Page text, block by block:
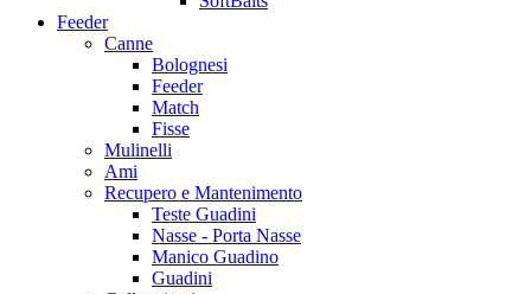
Feeder
Canne
Bolognesi
Feeder
Match
Fisse
Mulinelli
Ami
Recupero e Mantenimento
Teste Guadini
Nasse - Porta Nasse
Manico Guadino
Guadini